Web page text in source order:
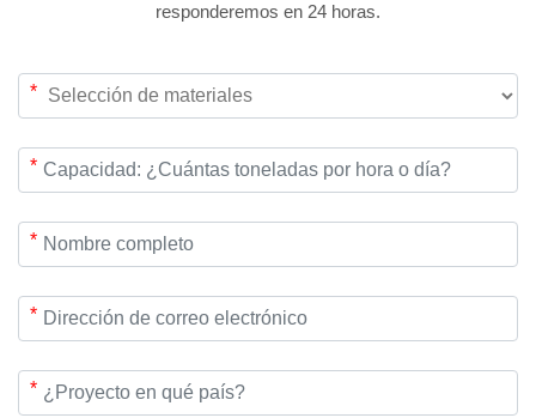
responderemos en 24 horas.
*
*
*
*
*